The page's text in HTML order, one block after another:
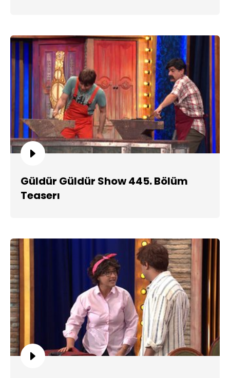
Güldür Güldür Show 445. Bölüm
Teaserı